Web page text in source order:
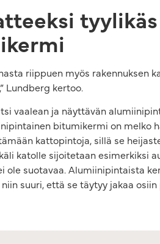
riippuen myös rakennuksen
Lundberg kertoo.
vaalean ja näyttävän
bitumikermi on melko
kattopintoja, sillä se
katolle sijoitetaan esimerkiksi
ole suotavaa. Alumiinipintaista
suuri, että se täytyy jakaa